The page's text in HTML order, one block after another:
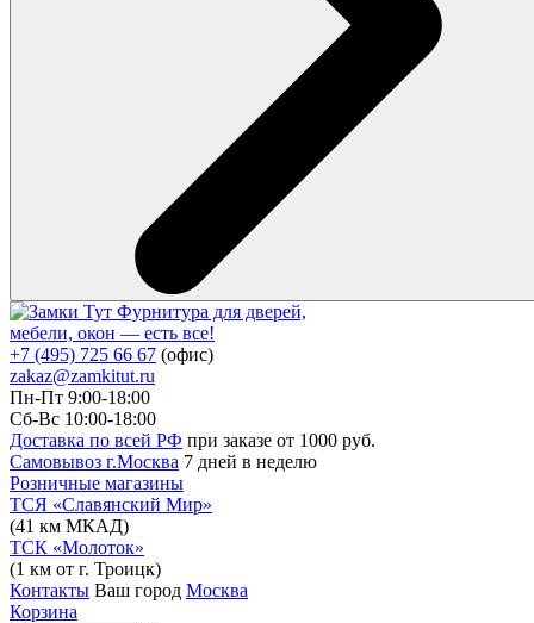
Фурнитура для дверей,
мебели, окон — есть все!
+7 (495) 725 66 67 (офис)
zakaz@zamkitut.ru
Пн-Пт 9:00-18:00
Сб-Вс 10:00-18:00
Доставка по всей РФ при заказе от 1000 руб.
Самовывоз г.Москва 7 дней в неделю
Розничные магазины
ТСЯ «Славянский Мир»
(41 км МКАД)
ТСК «Молоток»
(1 км от г. Троицк)
Контакты Ваш город Москва
Корзина